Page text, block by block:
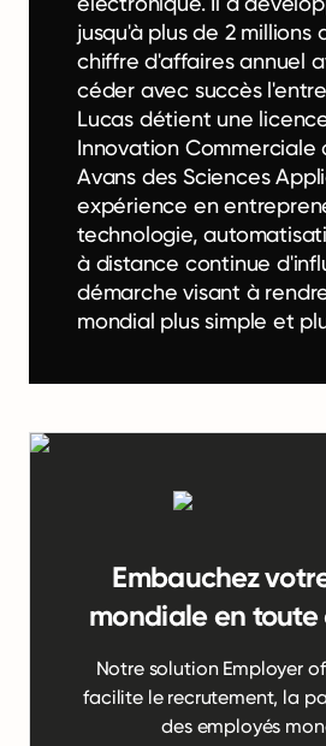
jusqu'à plus de 2 millions
chiffre d'affaires annuel
céder avec succès
Lucas détient une
Innovation Commerciale
Avans des Sciences
expérience en
technologie,
à distance continue
démarche visant à
mondial plus simple et
Embauchez
mondiale en
Notre solution Employer of
facilite le recrutement, la
des employés